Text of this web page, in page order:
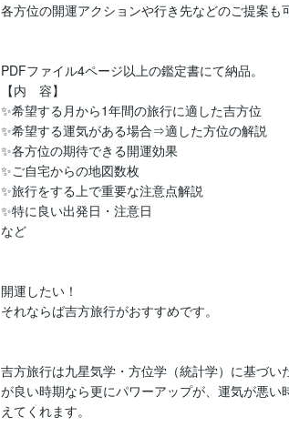
各方位の開運アクションや行き先などのご提案も
PDFファイル4ページ以上の鑑定書にて納品。
【内　容】
✨希望する月から1年間の旅行に適した吉方位
✨希望する運気がある場合⇒適した方位の解説
✨各方位の期待できる開運効果
✨ご自宅からの地図数枚
✨旅行をする上で重要な注意点解説
✨特に良い出発日・注意日
など
開運したい！
それならば吉方旅行がおすすめです。
吉方旅行は九星気学・方位学（統計学）に基づい
が良い時期なら更にパワーアップが、運気が悪い
えてくれます。